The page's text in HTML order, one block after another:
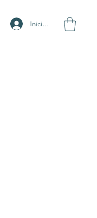
Iniciar sesión